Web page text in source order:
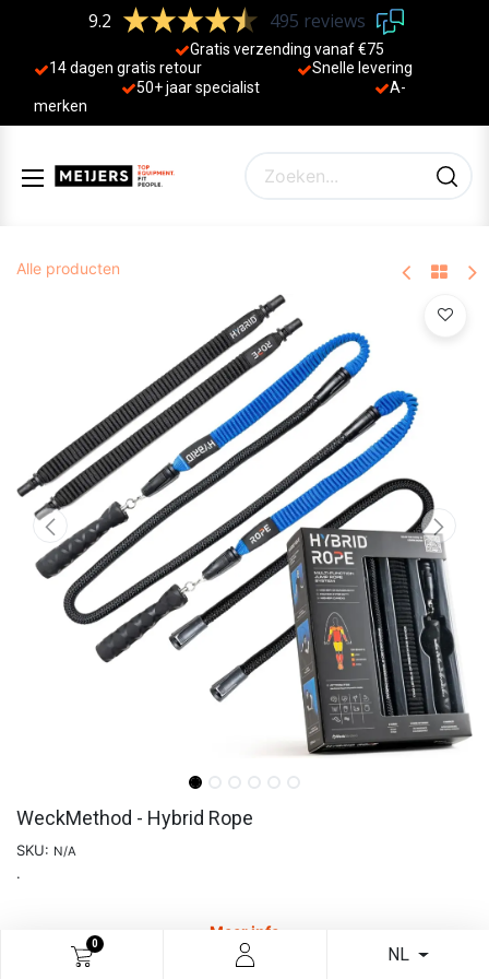
0
NL
9.2 495 reviews
Gratis verzending vanaf €75
14 dagen gratis retour
Sne lle levering
50+ jaar specialist
A-
merken
Alle producten
WeckMethod - Hybrid Rope
SKU: N/A
.
Meer info
113,64